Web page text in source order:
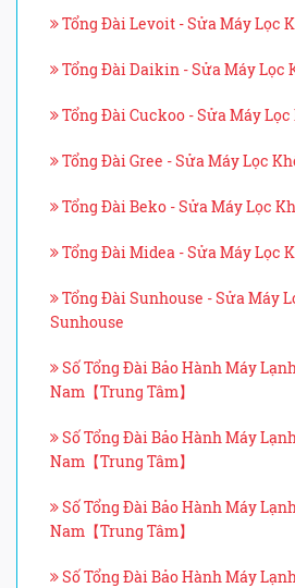
Tổng Đài Levoit - Sửa Máy Lọc
Tổng Đài Daikin - Sửa Máy Lọc
Tổng Đài Cuckoo - Sửa Máy
Tổng Đài Gree - Sửa Máy Lọc
Tổng Đài Beko - Sửa Máy Lọc
Tổng Đài Midea - Sửa Máy Lọc
Tổng Đài Sunhouse - Sửa Máy
Sunhouse
Số Tổng Đài Bảo Hành Máy
Nam【Trung Tâm】
Số Tổng Đài Bảo Hành Máy
Nam【Trung Tâm】
Số Tổng Đài Bảo Hành Máy
Nam【Trung Tâm】
Số Tổng Đài Bảo Hành Máy